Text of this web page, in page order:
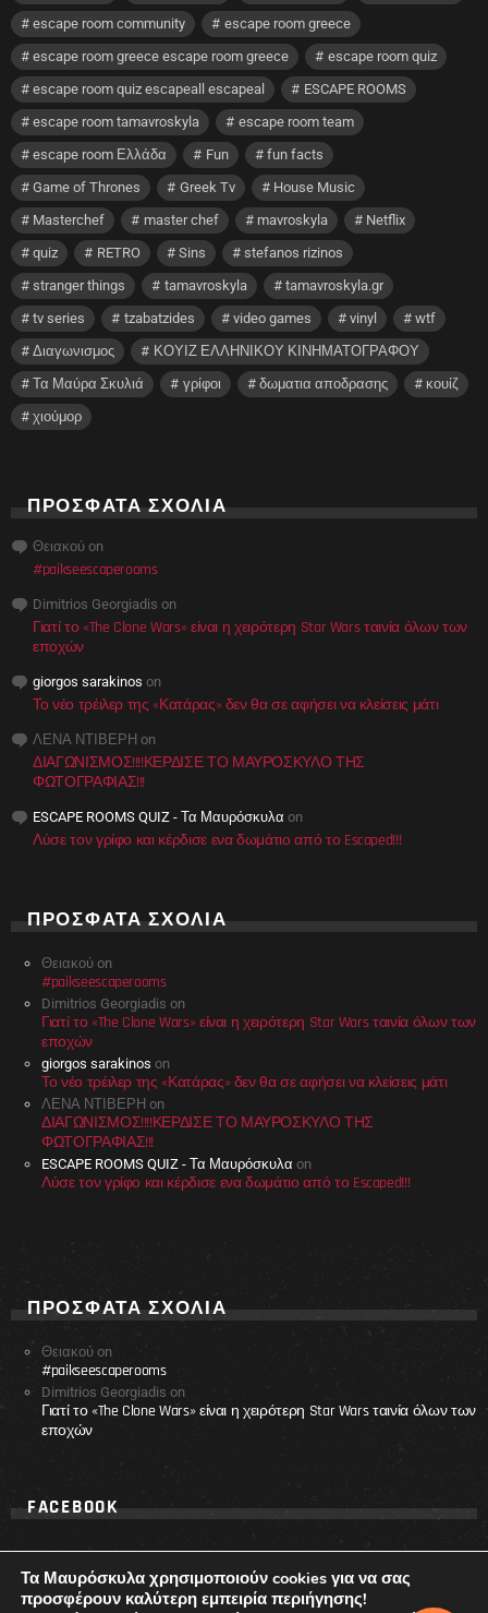
escape room community
escape room greece
escape room greece escape room greece
escape room quiz
escape room quiz escapeall escapeal
ESCAPE ROOMS
escape room tamavroskyla
escape room team
escape room Ελλάδα
Fun
fun facts
Game of Thrones
Greek Tv
House Music
Masterchef
master chef mavroskyla
Netflix
quiz
RETRO Sins
stefanos rizinos
stranger things
tamavroskyla
tamavroskyla.gr
tv series
tzabatzides video games vinyl
wtf
Διαγωνισμος
ΚΟΥΙΖ ΕΛΛΗΝΙΚΟΥ ΚΙΝΗΜΑΤΟΓΡΑΦΟΥ
Τα Μαύρα Σκυλιά
γρίφοι δωματια αποδρασης
κουίζ
χιούμορ
ΠΡΌΣΦΑΤΑ ΣΧΌΛΙΑ
Θειακού on
#paikseescaperooms
Dimitrios Georgiadis on
Γιατί το «The Clone Wars» είναι η χειρότερη Star Wars ταινία όλων των
εποχών
giorgos sarakinos on
Το νέο τρέιλερ της «Κατάρας» δεν θα σε αφήσει να κλείσεις μάτι
ΛΕΝΑ ΝΤΙΒΕΡΗ on
ΔΙΑΓΩΝΙΣΜΟΣ!!!!ΚΕΡΔΙΣΕ ΤΟ ΜΑΥΡΟΣΚΥΛΟ ΤΗΣ
ΦΩΤΟΓΡΑΦΙΑΣ!!!
ESCAPE ROOMS QUIZ - Τα Μαυρόσκυλα on
Λύσε τον γρίφο και κέρδισε ενα δωμάτιο από το Escaped!!!
ΠΡΌΣΦΑΤΑ ΣΧΌΛΙΑ
Θειακού on
#paikseescaperooms
Dimitrios Georgiadis on
Γιατί το «The Clone Wars» είναι η χειρότερη Star Wars ταινία όλων των
εποχών
giorgos sarakinos on
Το νέο τρέιλερ της «Κατάρας» δεν θα σε αφήσει να κλείσεις μάτι
ΛΕΝΑ ΝΤΙΒΕΡΗ on
ΔΙΑΓΩΝΙΣΜΟΣ!!!!ΚΕΡΔΙΣΕ ΤΟ ΜΑΥΡΟΣΚΥΛΟ ΤΗΣ
ΦΩΤΟΓΡΑΦΙΑΣ!!!
ESCAPE ROOMS QUIZ - Τα Μαυρόσκυλα on
Λύσε τον γρίφο και κέρδισε ενα δωμάτιο από το Escaped!!!
ΠΡΌΣΦΑΤΑ ΣΧΌΛΙΑ
Θειακού on
#paikseescaperooms
Dimitrios Georgiadis on
Γιατί το «The Clone Wars» είναι η χειρότερη Star Wars ταινία όλων των
εποχών
FACEBOOK
Τα Μαυρόσκυλα χρησιμοποιούν cookies για να σας
προσφέρουν καλύτερη εμπειρία περιήγησης!